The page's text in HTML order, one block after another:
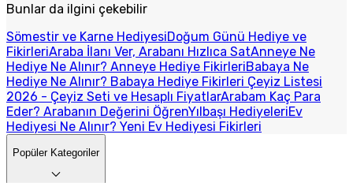
Bunlar da ilgini çekebilir
Sömestir ve Karne HediyesiDoğum Günü Hediye ve
FikirleriAraba İlanı Ver, Arabanı Hızlıca SatAnneye Ne
Hediye Ne Alınır? Anneye Hediye FikirleriBabaya Ne
Hediye Ne Alınır? Babaya Hediye Fikirleri Çeyiz Listesi
2026 - Çeyiz Seti ve Hesaplı FiyatlarArabam Kaç Para
Eder? Arabanın Değerini ÖğrenYılbaşı HediyeleriEv
Hediyesi Ne Alınır? Yeni Ev Hediyesi Fikirleri
Popüler Kategoriler